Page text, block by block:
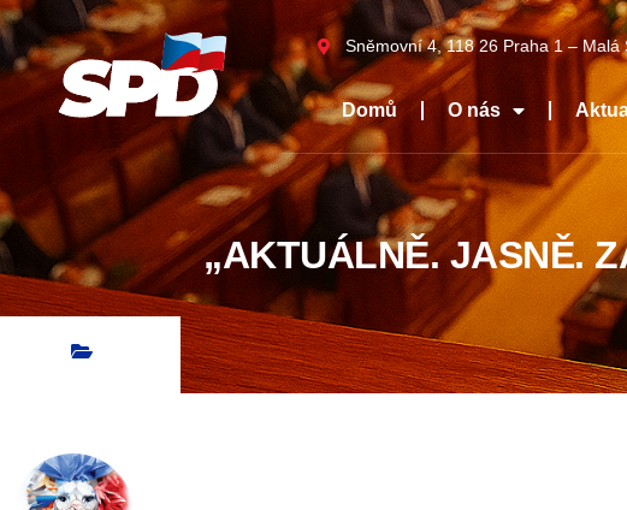
Sněmovní 4, 118 26 Praha 1 – Malá
Domů O nás
„AKTUÁLNĚ. JASNĚ.